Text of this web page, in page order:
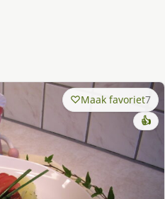
Maak favoriet7
👍